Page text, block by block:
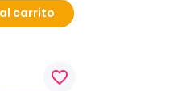
carrito
favorite_border